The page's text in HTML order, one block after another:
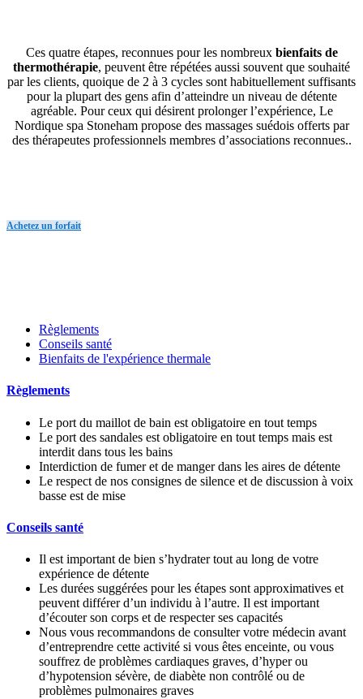
Ces quatre étapes, reconnues pour les nombreuxbienfaits de
thermothérapie, peuvent être répétées aussi souvent que souhaité
par les clients, quoique de 2 à 3 cycles sont habituellement suffisants
pour la plupart des gens afin d’atteindre un niveau de détente
agréable. Pour ceux qui désirent prolonger l’expérience, Le
Nordique spa Stoneham propose des massages suédois offerts par
des thérapeutes professionnels membres d’associations reconnues..
Achetez un forfait
Règlements
Conseils santé
Bienfaits de l'expérience thermale
Règlements
Le port du maillot de bain est obligatoire en tout temps
Le port des sandales est obligatoire en tout temps mais est
interdit dans tous les bains
Interdiction de fumer et de manger dans les aires de détente
Le respect de nos consignes de silence et de discussion à voix
basse est de mise
Conseils santé
Il est important de bien s’hydrater tout au long de votre
expérience de détente
Les durées suggérées pour les étapes sont approximatives et
peuvent différer d’un individu à l’autre. Il est important
d’écouter son corps et de respecter ses capacités
Nous vous recommandons de consulter votre médecin avant
d’entreprendre cette activité si vous êtes enceinte, ou vous
souffrez de problèmes cardiaques graves, d’hyper ou
d’hypotension sévère, de diabète non contrôlé ou de
problèmes pulmonaires graves